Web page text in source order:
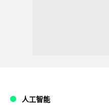
人工智能